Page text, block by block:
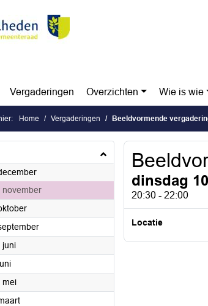
Vergaderingen Overzichten Wie is wie
Home Vergaderingen Beeldvormende
2026
november2026
2026
2026
juni2026
2026
mei2026
2026
dinsdag
20:30 - 22:00
Locatie